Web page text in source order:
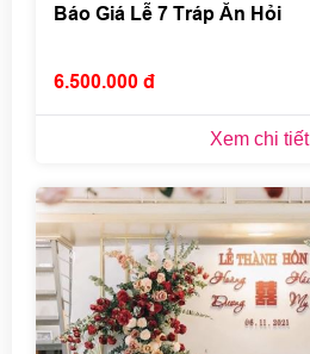
Báo Giá Lễ 7 Tráp Ăn Hỏi
6.500.000 đ
Xem chi tiết